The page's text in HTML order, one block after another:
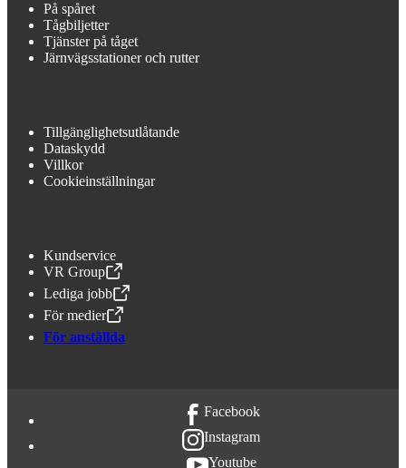
På spåret
Tågbiljetter
Tjänster på tåget
Järnvägsstationer och rutter
Tillgänglighetsutlåtande
Dataskydd
Villkor
Cookieinställningar
Kundservice
VR Group
,Öppnas i en ny flik
Lediga jobb
,Öppnas i en ny flik
För medier
,Öppnas i en ny flik
För anställda
Facebook
Instagram
Youtube